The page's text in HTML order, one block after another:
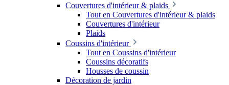
Couvertures d'intérieur & plaids
Tout en Couvertures d'intérieur & plaids
Couvertures d'intérieur
Plaids
Coussins d'intérieur
Tout en Coussins d'intérieur
Coussins décoratifs
Housses de coussin
Décoration de jardin